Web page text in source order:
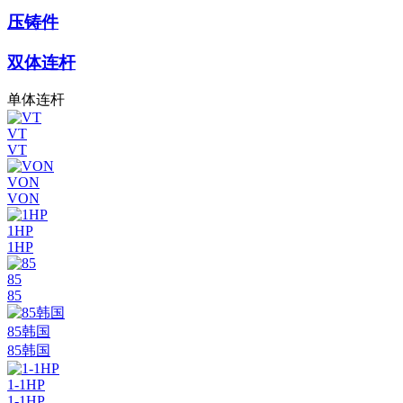
压铸件
双体连杆
单体连杆
VT
VT
VON
VON
1HP
1HP
85
85
85韩国
85韩国
1-1HP